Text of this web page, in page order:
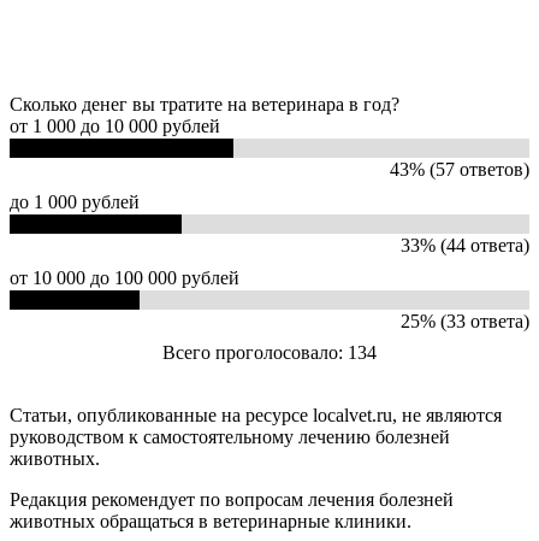
Сколько денег вы тратите на ветеринара в год?
от 1 000 до 10 000 рублей
43% (57 ответов)
до 1 000 рублей
33% (44 ответа)
от 10 000 до 100 000 рублей
25% (33 ответа)
Всего проголосовало: 134
Статьи, опубликованные на ресурсе localvet.ru, не являются
руководством к самостоятельному лечению болезней
животных.
Редакция рекомендует по вопросам лечения болезней
животных обращаться в ветеринарные клиники.